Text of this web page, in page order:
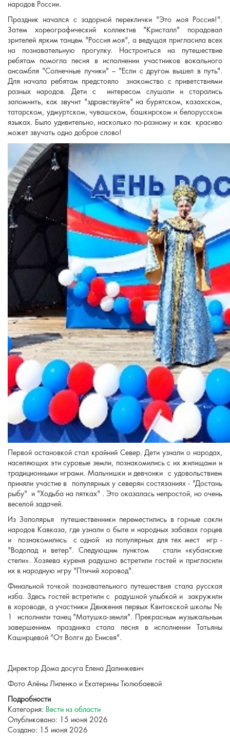
народов России.
Праздник начался с задорной переклички "Это моя Россия!".
Затем хореографический коллектив "Кристалл" порадовал
зрителей ярким танцем "Россия моя", а ведущая пригласила всех
на познавательную прогулку. Настроиться на путешествие
ребятам помогла песня в исполнении участников вокального
ансамбля "Солнечные лучики" – "Если с другом вышел в путь".
Для начала ребятам предстояло знакомство с приветствиями
разных народов. Дети с интересом слушали и старались
запомнить, как звучит "здравствуйте" на бурятском, казахском,
татарском, удмуртском, чувашском, башкирском и белорусском
языках. Было удивительно, насколько по-разному и как красиво
может звучать одно доброе слово!
Первой остановкой стал крайний Север. Дети узнали о народах,
населяющих эти суровые земли, познакомились с их жилищами и
традиционными играми. Мальчишки и девчонки с удовольствием
приняли участие в популярных у северян состязаниях - "Достань
рыбу" и "Ходьба на пятках" . Это оказалась непростой, но очень
веселой задачей.
Из Заполярья путешественники переместились в горные сакли
народов Кавказа, где узнали о быте и народных забавах горцев
и познакомились с одной из популярных для тех мест игр -
"Водопад и ветер". Следующим пунктом стали «кубанские
степи». Хозяева куреня радушно встретили гостей и пригласили
их в народную игру "Птичий хоровод".
Финальной точкой познавательного путешествия стала русская
изба. Здесь гостей встретили с радушной улыбкой и закружили
в хороводе, а участники Движения первых Квитокской школы №
1 исполнили танец "Матушка-земля". Прекрасным музыкальным
завершением праздника стала песня в исполнении Татьяны
Каширцевой "От Волги до Енисея".
Директор Дома досуга Елена Далинкевич
Фото Алёны Лиленко и Екатерины Тюлюбаевой
Подробности
Категория: Вести из области
Опубликовано: 15 июня 2026
Создано: 15 июня 2026